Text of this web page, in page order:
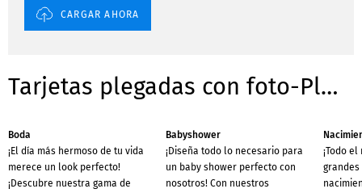
CARGAR AHORA
Tarjetas plegadas con foto-Plantillas para ocasiones
Boda
¡El día más hermoso de tu vida
merece un look perfecto!
¡Descubre nuestra gama de
Babyshower
¡Diseña todo lo necesario para
un baby shower perfecto con
nosotros! Con nuestros
¡Todo
grandes